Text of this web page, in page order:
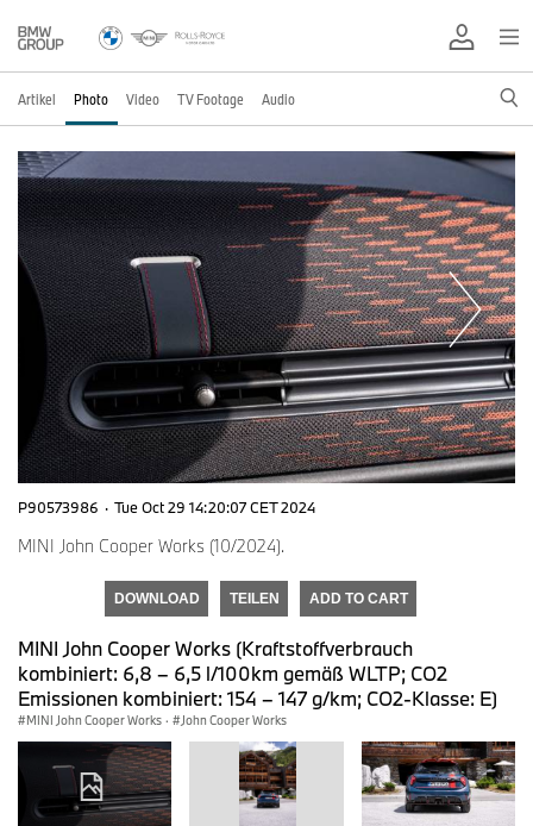
Artikel Photo Video TV Footage Audio
P90573986 · Tue Oct 29 14:20:07 CET 2024
MINI John Cooper Works (10/2024).
DOWNLOAD TEILEN ADD TO CART
MINI John Cooper Works (Kraftstoffverbrauch
kombiniert: 6,8 – 6,5 l/100km gemäß WLTP; CO2
Emissionen kombiniert: 154 – 147 g/km; CO2-Klasse: E)
MINI John Cooper Works · John Cooper Works